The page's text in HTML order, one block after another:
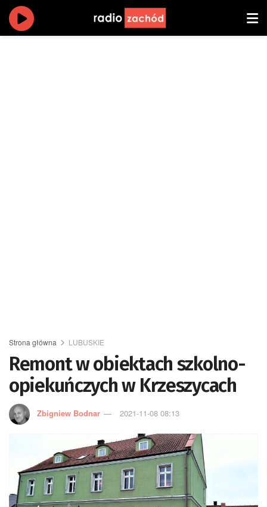
Strona główna LUBUSKIE
Remont w obiektach szkolno-
opiekuńczych w Krzeszycach
Zbigniew Bodnar 2021-11-08 08:13